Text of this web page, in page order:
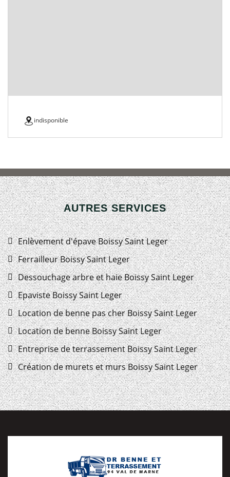
indisponible
AUTRES SERVICES
Enlèvement d'épave Boissy Saint Leger
Ferrailleur Boissy Saint Leger
Dessouchage arbre et haie Boissy Saint Leger
Epaviste Boissy Saint Leger
Location de benne pas cher Boissy Saint Leger
Location de benne Boissy Saint Leger
Entreprise de terrassement Boissy Saint Leger
Création de murets et murs Boissy Saint Leger